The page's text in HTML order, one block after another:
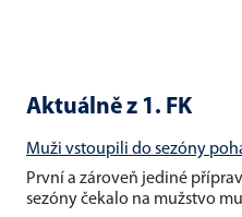
Aktuálně z 1. FK
Muži vstoupili do sezóny
První a zároveň jediné
sezóny čekalo na mužstvo